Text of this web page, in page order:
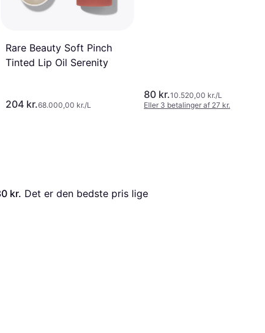
Rare Beauty Soft Pinch
Tinted Lip Oil Serenity
204 kr.68.000,00 kr./L
80 kr.10.520,00 kr./L
Eller 3 betalinger af 27 kr.
kr. Det er den bedste pris lige